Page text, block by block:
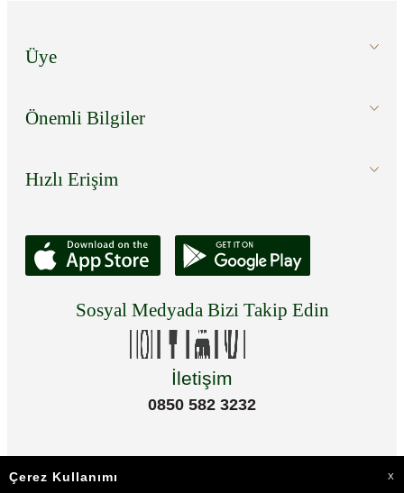
Üye
Önemli Bilgiler
Hızlı Erişim
Sosyal Medyada Bizi Takip Edin
İletişim
0850 582 3232
Çerez Kullanımı X